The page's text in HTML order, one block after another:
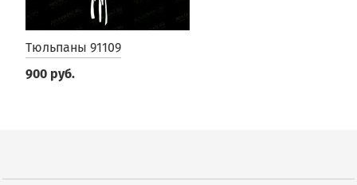
Тюльпаны 91109
900 руб.